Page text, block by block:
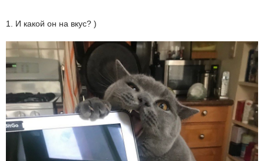
1. И какой он на вкус? )